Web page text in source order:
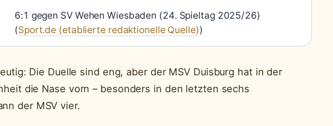
6:1 gegen SV Wehen Wiesbaden (24. Spieltag 2025/26)
(Sport.de (etablierte redaktionelle Quelle))
Die Duelle sind eng, aber der MSV Duisburg hat in der
die Nase vorn – besonders in den letzten sechs
der MSV vier.